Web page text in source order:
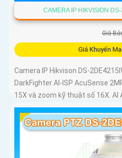
CAMERA IP HIKVISION
Giá
Giá Khuyến
Camera IP Hikvison DS-
DarkFighter AI-ISP AcuSense
15X và zoom kỹ thuật số 16X.
và phương tiện và cảnh báo chủ